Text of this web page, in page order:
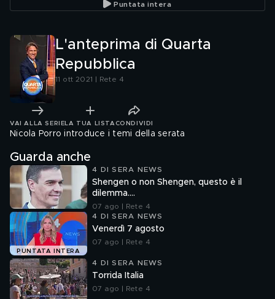
Puntata intera
L'anteprima di Quarta
Repubblica
11 ott 2021 | Rete 4
VAI ALLA SERIE LA TUA LISTA CONDIVIDI
Nicola Porro introduce i temi della serata
Guarda anche
4 DI SERA NEWS
Shengen o non Shengen, questo è il
dilemma....
07 ago | Rete 4
PUNTATA INTERA
4 DI SERA NEWS
Venerdì 7 agosto
07 ago | Rete 4
4 DI SERA NEWS
Torrida Italia
07 ago | Rete 4